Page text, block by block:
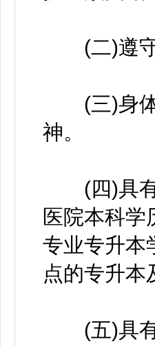
(二)遵守
(三)身体
神。
(四)具有
医院本科学
专业专升本
点的专升本
(五)具有